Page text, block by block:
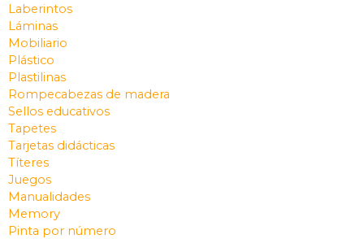
Laberintos
Láminas
Mobiliario
Plástico
Plastilinas
Rompecabezas de madera
Sellos educativos
Tapetes
Tarjetas didácticas
Títeres
Juegos
Manualidades
Memory
Pinta por número